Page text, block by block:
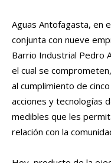
Aguas Antofagasta, en
conjunta con nueve
Barrio Industrial Pedro
el cual se
al cumplimiento de
acciones y tecnologías
medibles que les
relación con la